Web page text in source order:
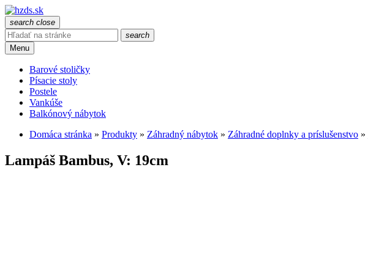
search close
search
Menu
Barové stoličky
Písacie stoly
Postele
Vankúše
Balkónový nábytok
Domáca stránka » Produkty » Záhradný nábytok » Záhradné doplnky a príslušenstvo »
Lampáš Bambus, V: 19cm